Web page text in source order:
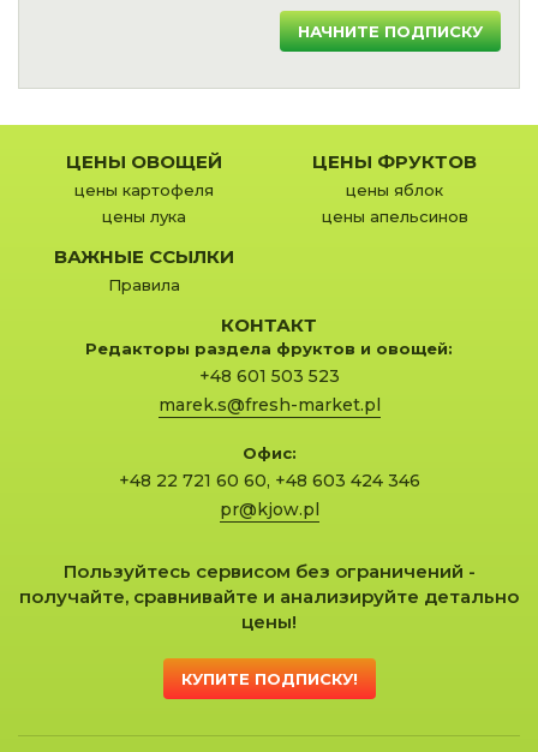
НАЧНИТЕ ПОДПИСКУ
ЦЕНЫ ОВОЩЕЙ
цены картофеля
цены лука
ЦЕНЫ ФРУКТОВ
цены яблок
цены апельсинов
ВАЖНЫЕ ССЫЛКИ
Правила
КОНТАКТ
Редакторы раздела фруктов и овощей:
+48 601 503 523
marek.s@fresh-market.pl
Офис:
+48 22 721 60 60, +48 603 424 346
pr@kjow.pl
Пользуйтесь сервисом без ограничений -
получайте, сравнивайте и анализируйте детально
цены!
КУПИТЕ ПОДПИСКУ!